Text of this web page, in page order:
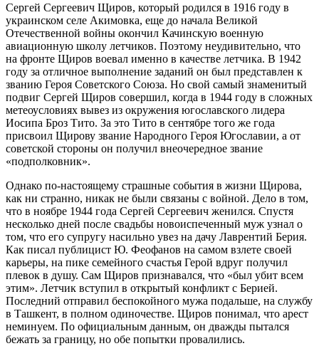
Сергей Сергеевич Щиров, который родился в 1916 году в
украинском селе Акимовка, еще до начала Великой
Отечественной войны окончил Качинскую военную
авиационную школу летчиков. Поэтому неудивительно, что
на фронте Щиров воевал именно в качестве летчика. В 1942
году за отличное выполнение заданий он был представлен к
званию Героя Советского Союза. Но свой самый знаменитый
подвиг Сергей Щиров совершил, когда в 1944 году в сложных
метеоусловиях вывез из окружения югославского лидера
Иосипа Броз Тито. За это Тито в сентябре того же года
присвоил Щирову звание Народного Героя Югославии, а от
советской стороны он получил внеочередное звание
«подполковник».
Однако по-настоящему страшные события в жизни Щирова,
как ни странно, никак не были связаны с войной. Дело в том,
что в ноябре 1944 года Сергей Сергеевич женился. Спустя
несколько дней после свадьбы новоиспеченный муж узнал о
том, что его супругу насильно увез на дачу Лаврентий Берия.
Как писал публицист Ю. Феофанов на самом взлете своей
карьеры, на пике семейного счастья Герой вдруг получил
плевок в душу. Сам Щиров признавался, что «был убит всем
этим». Летчик вступил в открытый конфликт с Берией.
Последний отправил беспокойного мужа подальше, на службу
в Ташкент, в полном одиночестве. Щиров понимал, что арест
неминуем. По официальным данным, он дважды пытался
бежать за границу, но обе попытки провалились.